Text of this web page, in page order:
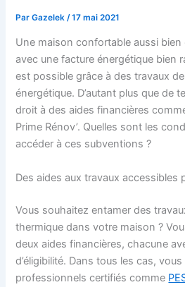
ParGazelek/17 mai 2021
Une maison confortable aussi bien
avec une facture énergétique bien
est possible grâce à des travaux
énergétique. D’autant plus que de
droit à des aides financières
Prime Rénov’. Quelles sont les
accéder à ces subventions ?
Des aides aux travaux accessibles
Vous souhaitez entamer des
thermique dans votre maison ?
deux aides financières, chacune
d’éligibilité. Dans tous les cas,
professionnels certifiés comme